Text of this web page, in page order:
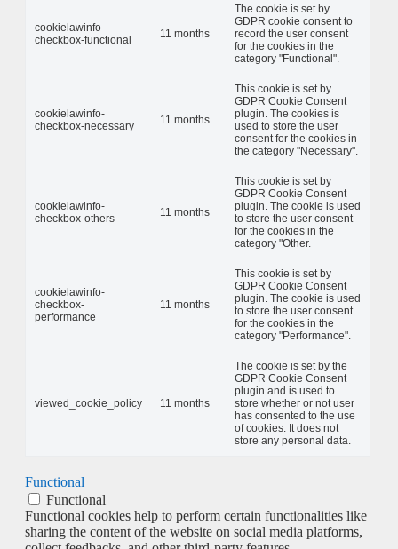
cookielawinfo-
checkbox-functional
11 months
The cookie is set by
GDPR cookie consent to
record the user consent
for the cookies in the
category "Functional".
cookielawinfo-
checkbox-necessary
11 months
This cookie is set by
GDPR Cookie Consent
plugin. The cookies is
used to store the user
consent for the cookies in
the category "Necessary".
cookielawinfo-
checkbox-others
11 months
This cookie is set by
GDPR Cookie Consent
plugin. The cookie is used
to store the user consent
for the cookies in the
category "Other.
cookielawinfo-
checkbox-
performance
11 months
This cookie is set by
GDPR Cookie Consent
plugin. The cookie is used
to store the user consent
for the cookies in the
category "Performance".
viewed_cookie_policy 11 months
The cookie is set by the
GDPR Cookie Consent
plugin and is used to
store whether or not user
has consented to the use
of cookies. It does not
store any personal data.
Functional
Functional
Functional cookies help to perform certain functionalities like
sharing the content of the website on social media platforms,